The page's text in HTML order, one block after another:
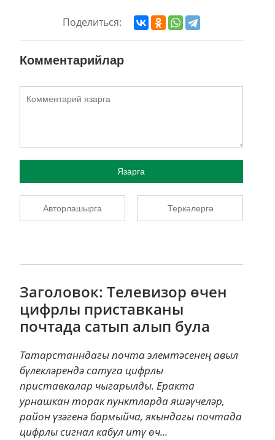
Поделиться:
Комментарийлар
Язарга
Авторлашырга Теркәлергә
Заголовок: Телевизор өчен
цифрлы приставканы
почтада сатып алып була
Татарстанндагы почта элемтәсенең авыл
бүлекләрендә сатуга цифрлы
приставкалар чыгарылды. Еракта
урнашкан торак пунктларда яшәүчеләр,
район үзәгенә бармыйча, якындагы почтада
цифрлы сигнал кабул итү өч...